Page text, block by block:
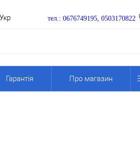
Укр тел.: 0676749195, 0503170822
Гарантія Про магазин